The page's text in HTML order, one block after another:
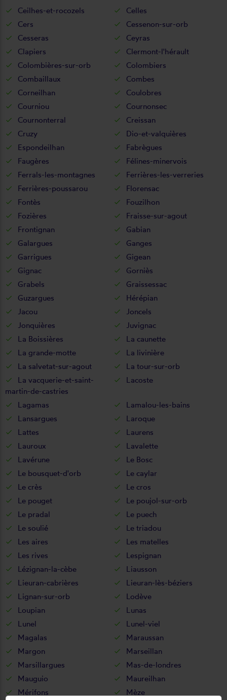
Ceilhes-et-rocozels
Celles
Cers
Cessenon-sur-orb
Cesseras
Ceyras
Clapiers
Clermont-l'hérault
Colombières-sur-orb
Colombiers
Combaillaux
Combes
Corneilhan
Coulobres
Courniou
Cournonsec
Cournonterral
Creissan
Cruzy
Dio-et-valquières
Espondeilhan
Fabrègues
Faugères
Félines-minervois
Ferrals-les-montagnes
Ferrières-les-verreries
Ferrières-poussarou
Florensac
Fontès
Fouzilhon
Fozières
Fraisse-sur-agout
Frontignan
Gabian
Galargues
Ganges
Garrigues
Gigean
Gignac
Gorniès
Grabels
Graissessac
Guzargues
Hérépian
Jacou
Joncels
Jonquières
Juvignac
La Boissières
La caunette
La grande-motte
La livinière
La salvetat-sur-agout
La tour-sur-orb
La vacquerie-et-saint-
martin-de-castries
Lacoste
Lagamas
Lamalou-les-bains
Lansargues
Laroque
Lattes
Laurens
Lauroux
Lavalette
Lavérune
Le Bosc
Le bousquet-d'orb
Le caylar
Le crès
Le cros
Le pouget
Le poujol-sur-orb
Le pradal
Le puech
Le soulié
Le triadou
Les aires
Les matelles
Les rives
Lespignan
Lézignan-la-cèbe
Liausson
Lieuran-cabrières
Lieuran-lès-béziers
Lignan-sur-orb
Lodève
Loupian
Lunas
Lunel
Lunel-viel
Magalas
Maraussan
Margon
Marseillan
Marsillargues
Mas-de-londres
Mauguio
Maureilhan
Mérifons
Mèze